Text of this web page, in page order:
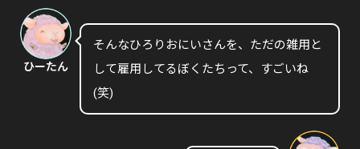
ひーたん
そんなひろりおにいさんを、ただの雑用と
して雇用してるぼくたちって、すごいね
(笑)